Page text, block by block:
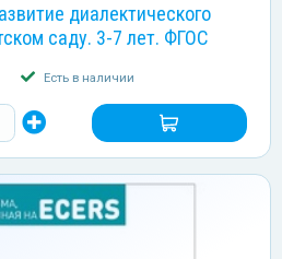
диалектического
саду. 3-7 лет. ФГОС
Есть в наличии